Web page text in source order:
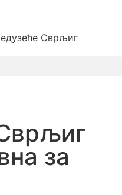
Сврљиг
за